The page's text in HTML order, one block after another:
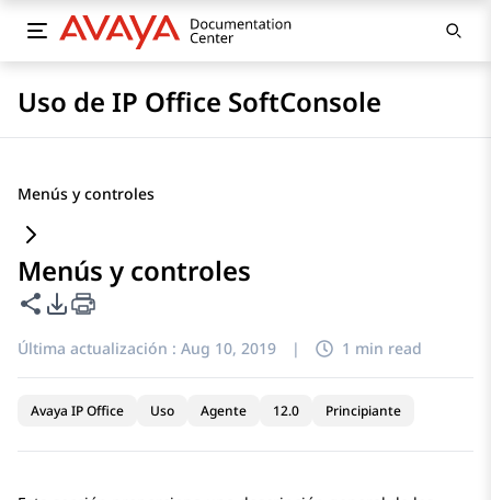
Uso de IP Office SoftConsole
Menús y controles
Menús y controles
Compartir esta página
Opciones de exportación de PDF
Última actualización : Aug 10, 2019 | 1 min read
Avaya IP Office Uso Agente 12.0 Principiante